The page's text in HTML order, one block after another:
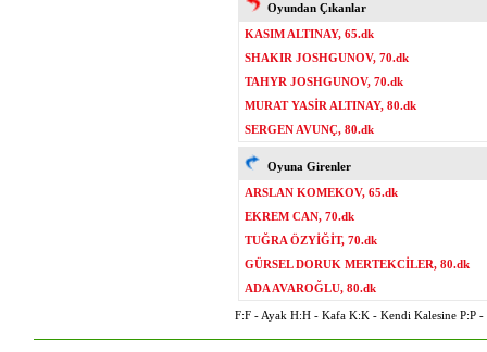
Oyundan Çıkanlar
KASIM ALTINAY, 65.dk
SHAKIR JOSHGUNOV, 70.dk
TAHYR JOSHGUNOV, 70.dk
MURAT YASİR ALTINAY, 80.dk
SERGEN AVUNÇ, 80.dk
Oyuna Girenler
ARSLAN KOMEKOV, 65.dk
EKREM CAN, 70.dk
TUĞRA ÖZYİĞİT, 70.dk
GÜRSEL DORUK MERTEKCİLER, 80.dk
ADA AVAROĞLU, 80.dk
F:F - Ayak H:H - Kafa K:K - Kendi Kalesine P:P -